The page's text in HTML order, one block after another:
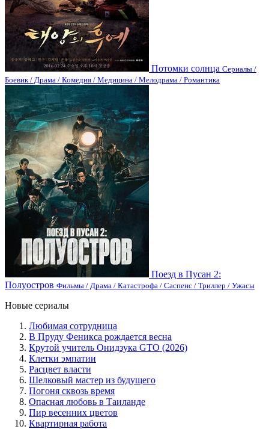
Потомки солнца Сериалы /
Боевик / Драма / Комедия / Медицина / Мелодрама / Романтика
Поезд в Пусан 2:
Полуостров Фильмы / Драма / Катастрофа / Саспенс / Триллер / Ужасы
Новые сериалы
Любимая сотрудница
В Пруду Феникса рождается весна
Крутой учитель Онидзука GTO (2026)
Клетки эмпатии
Расцвет власти
Шелковый мастер из будущего
Погоня сквозь время
Опасная любовь в Таиланде
Пир весенних цветов
Квартирная работа